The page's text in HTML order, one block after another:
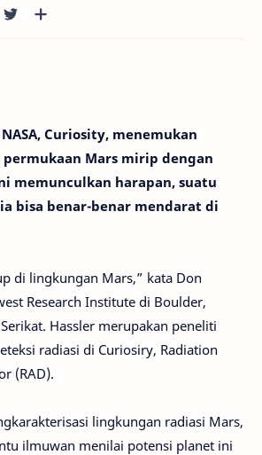
Curiosity, menemukan
Mars mirip dengan
memunculkan harapan, suatu
bisa benar-benar mendarat di
di lingkungan Mars,” kata Don
Research Institute di Boulder,
Hassler merupakan peneliti
radiasi di Curiosiry, Radiation
(RAD).
lingkungan radiasi Mars,
ilmuwan menilai potensi planet ini